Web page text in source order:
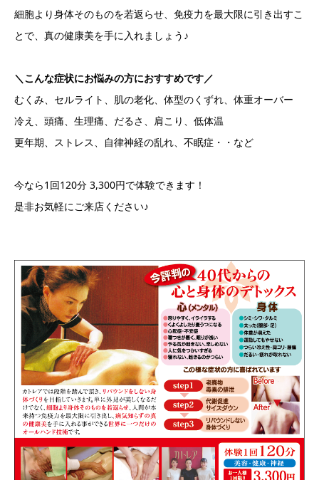
細胞より身体そのものを若返らせ、免疫力を最大限に引き出すこ
とで、真の健康美を手に入れましょう♪
＼こんな症状にお悩みの方におすすめです／
むくみ、セルライト、肌の老化、体型のくずれ、体重オーバー
冷え、頭痛、生理痛、だるさ、肩こり、低体温
更年期、ストレス、自律神経の乱れ、不眠症・・など
今なら1回120分 3,300円で体験できます！
是非お気軽にご来店ください♪